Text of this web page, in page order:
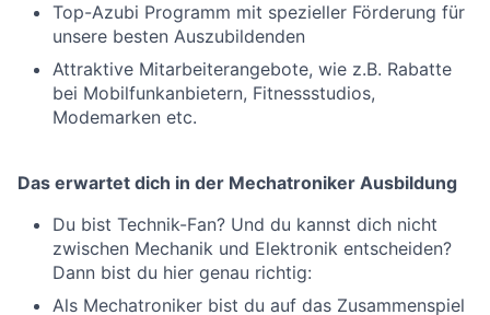
Top-Azubi Programm mit spezieller Förderung für
unsere besten Auszubildenden
Attraktive Mitarbeiterangebote, wie z.B. Rabatte
bei Mobilfunkanbietern, Fitnessstudios,
Modemarken etc.
Das erwartet dich in der Mechatroniker Ausbildung
Du bist Technik-Fan? Und du kannst dich nicht
zwischen Mechanik und Elektronik entscheiden?
Dann bist du hier genau richtig:
Als Mechatroniker bist du auf das Zusammenspiel